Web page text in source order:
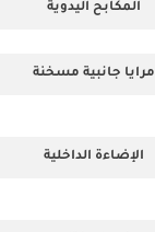
المكابح اليدوية
مرايا جانبية مسخنة
الإضاءة الداخلية